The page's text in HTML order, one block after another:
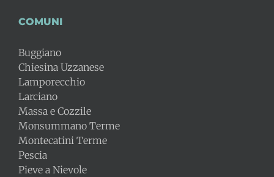
COMUNI
Buggiano
Chiesina Uzzanese
Lamporecchio
Larciano
Massa e Cozzile
Monsummano Terme
Montecatini Terme
Pescia
Pieve a Nievole